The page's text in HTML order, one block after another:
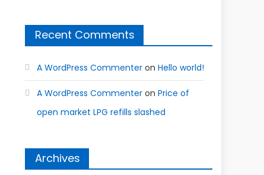
Recent Comments
A WordPress Commenter onHello world!
A WordPress Commenter onPrice of
open market LPG refills slashed
Archives